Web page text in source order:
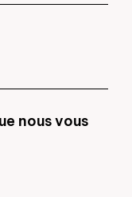
nous vous